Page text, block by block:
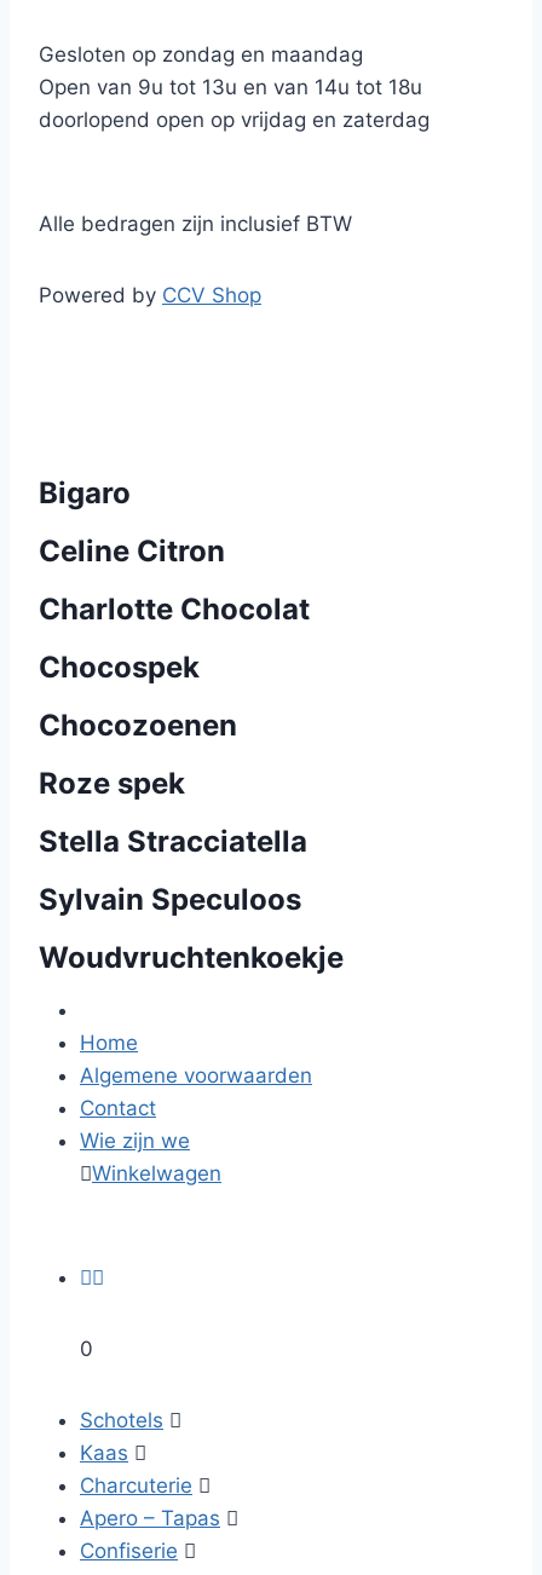
Gesloten op zondag en maandag
Open van 9u tot 13u en van 14u tot 18u
doorlopend open op vrijdag en zaterdag
Alle bedragen zijn inclusief BTW
Powered by CCV Shop
Bigaro
Celine Citron
Charlotte Chocolat
Chocospek
Chocozoenen
Roze spek
Stella Stracciatella
Sylvain Speculoos
Woudvruchtenkoekje
Home
Algemene voorwaarden
Contact
Wie zijn we
Winkelwagen

0
Schotels 
Kaas 
Charcuterie 
Apero – Tapas 
Confiserie 